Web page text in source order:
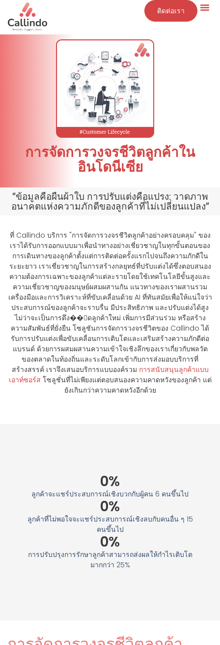
ติดต่อเรา
การจัดการวงจรชีวิตลูกค้าใน
อินโดนีเซีย
“ข้อมูลคือผืนผ้าใบ การปรับแต่งคือแปรง: วาดภาพ
อนาคตแห่งความภักดีของลูกค้าที่ไม่เปลี่ยนแปลง”
ที่ Callindo บริการ "การจัดการวงจรชีวิตลูกค้าอย่างครอบคลุม" ของ
เราได้รับการออกแบบมาเพื่อนำทางอย่างเชี่ยวชาญในทุกขั้นตอนของ
การเดินทางของลูกค้าตั้งแต่การติดต่อครั้งแรกไปจนถึงความภักดีใน
ระยะยาว เราเชี่ยวชาญในการสร้างกลยุทธ์ที่ปรับแต่งได้ซึ่งตอบสนอง
ความต้องการเฉพาะของลูกค้าแต่ละรายโดยใช้เทคโนโลยีขั้นสูงและ
ความเชี่ยวชาญของมนุษย์ผสมผสานกัน แนวทางของเราผสานรวม
เครื่องมือและการวิเคราะห์ที่ขับเคลื่อนด้วย AI ที่ทันสมัยเพื่อให้แน่ใจว่า
ประสบการณ์ของลูกค้าจะราบรื่น มีประสิทธิภาพ และปรับแต่งได้สูง
ไม่ว่าจะเป็นการดึง��ูดลูกค้าใหม่ เพิ่มการมีส่วนร่วม หรือสร้าง
ความสัมพันธ์ที่ยั่งยืน โซลูชันการจัดการวงจรชีวิตของ Callindo ได้
รับการปรับแต่งเพื่อขับเคลื่อนการเติบโตและเสริมสร้างความภักดีต่อ
แบรนด์ ด้วยการผสมผสานความเข้าใจเชิงลึกของเราเกี่ยวกับพลวัต
ของตลาดในท้องถิ่นและระดับโลกเข้ากับการส่งมอบบริการที่
สร้างสรรค์ เราจึงเสนอบริการแบบองค์รวม การสนับสนุนลูกค้าแบบ
เอาท์ซอร์ส โซลูชั่นที่ไม่เพียงแต่ตอบสนองความคาดหวังของลูกค้า แต่
ยังเกินกว่าความคาดหวังอีกด้วย
0%
ลูกค้าจะแชร์ประสบการณ์เชิงบวกกับผู้คน 6 คนขึ้นไป
0%
ลูกค้าที่ไม่พอใจจะแชร์ประสบการณ์เชิงลบกับคนอื่น ๆ 15
คนขึ้นไป
0%
การปรับปรุงการรักษาลูกค้าสามารถส่งผลให้กำไรเติบโต
มากกว่า 25%